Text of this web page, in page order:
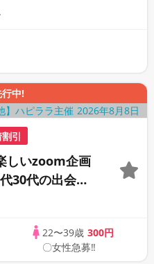
室》
中!
引
しいzoom企画
30代の出会い
♪♪友達作りか
進行あり♪♪♪
22〜39歳 300円
〇女性急募‼